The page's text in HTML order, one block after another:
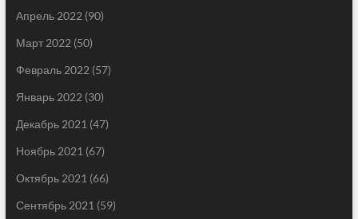
Апрель 2022 (90)
Март 2022 (50)
Февраль 2022 (57)
Январь 2022 (30)
Декабрь 2021 (47)
Ноябрь 2021 (67)
Октябрь 2021 (66)
Сентябрь 2021 (59)